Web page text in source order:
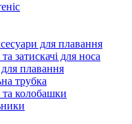
для плавання
затискачі для носа
плавання
трубка
колобашки